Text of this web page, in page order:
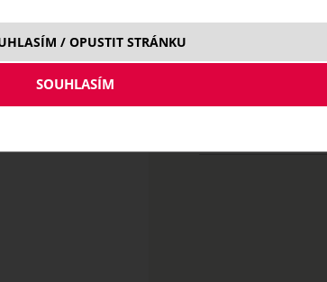
Cena bez DPH:
10 ml
/ OPUSTIT STRÁNKU